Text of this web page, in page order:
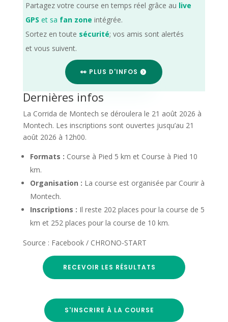
Partagez votre course en temps réel grâce au live
GPS et sa fan zone intégrée.
Sortez en toute sécurité; vos amis sont alertés
et vous suivent.
👀 PLUS D'INFOS
Dernières infos
La Corrida de Montech se déroulera le 21 août 2026 à
Montech. Les inscriptions sont ouvertes jusqu’au 21
août 2026 à 12h00.
Formats : Course à Pied 5 km et Course à Pied 10
km.
Organisation : La course est organisée par Courir à
Montech.
Inscriptions : Il reste 202 places pour la course de 5
km et 252 places pour la course de 10 km.
Source : Facebook / CHRONO-START
RECEVOIR LES RÉSULTATS
S'INSCRIRE À LA COURSE